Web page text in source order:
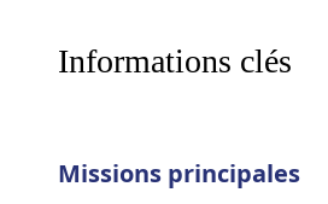
Informations clés
Missions principales